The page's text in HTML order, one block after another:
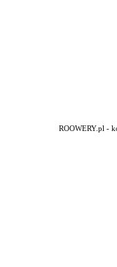
ROOWERY.pl -